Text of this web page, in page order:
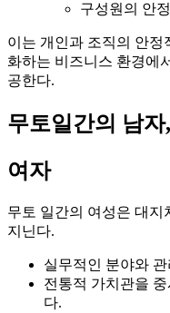
구성원의 안
이는 개인과 조직의 안정
화하는 비즈니스 환경에
공한다.
무토일간의 남
여자
무토 일간의 여성은 대지
지닌다.
실무적인 분야와
전통적 가치관을
다.